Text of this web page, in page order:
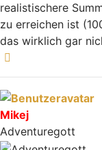
realistischere
zu erreichen ist
das wirklich gar
Mikej
Adventuregott